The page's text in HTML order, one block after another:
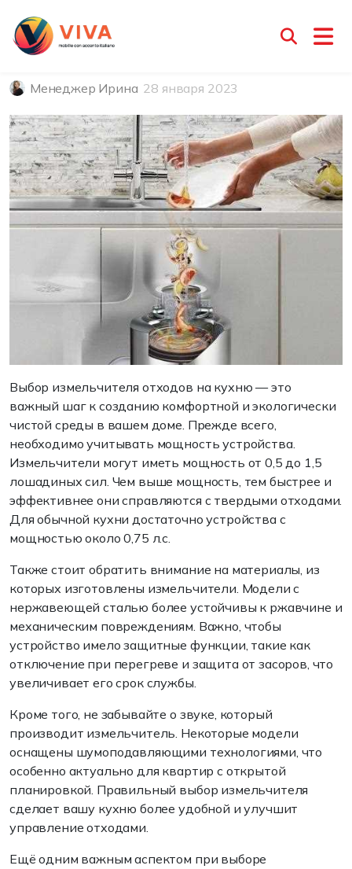
Выбираем измельчитель
отходов
Менеджер Ирина 28 января 2023
Выбор измельчителя отходов на кухню — это
важный шаг к созданию комфортной и экологически
чистой среды в вашем доме. Прежде всего,
необходимо учитывать мощность устройства.
Измельчители могут иметь мощность от 0,5 до 1,5
лошадиных сил. Чем выше мощность, тем быстрее и
эффективнее они справляются с твердыми отходами.
Для обычной кухни достаточно устройства с
мощностью около 0,75 л.с.
Также стоит обратить внимание на материалы, из
которых изготовлены измельчители. Модели с
нержавеющей сталью более устойчивы к ржавчине и
механическим повреждениям. Важно, чтобы
устройство имело защитные функции, такие как
отключение при перегреве и защита от засоров, что
увеличивает его срок службы.
Кроме того, не забывайте о звуке, который
производит измельчитель. Некоторые модели
оснащены шумоподавляющими технологиями, что
особенно актуально для квартир с открытой
планировкой. Правильный выбор измельчителя
сделает вашу кухню более удобной и улучшит
управление отходами.
Ещё одним важным аспектом при выборе